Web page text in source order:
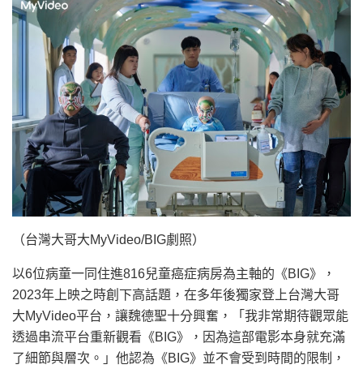
（台灣大哥大MyVideo/BIG劇照）
以6位病童一同住進816兒童癌症病房為主軸的《BIG》，
2023年上映之時創下高話題，在多年後獨家登上台灣大哥
大MyVideo平台，讓魏德聖十分興奮，「我非常期待觀眾能
透過串流平台重新觀看《BIG》，因為這部電影本身就充滿
了細節與層次。」他認為《BIG》並不會受到時間的限制，